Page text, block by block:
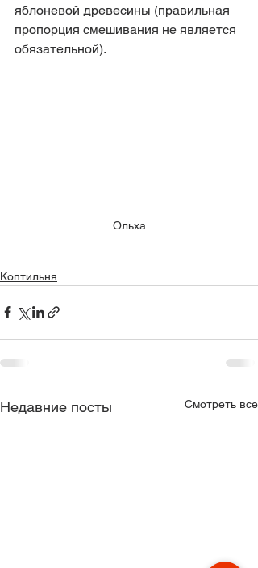
яблоневой древесины (правильная
пропорция смешивания не является
обязательной).
Ольха
Коптильня
Недавние посты Смотреть все